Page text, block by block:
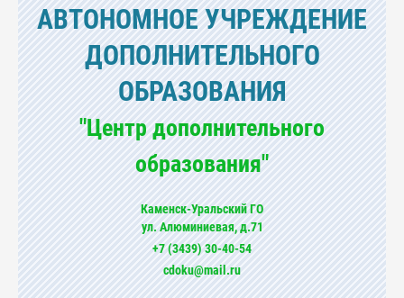
АВТОНОМНОЕ УЧРЕЖДЕНИЕ
ДОПОЛНИТЕЛЬНОГО
ОБРАЗОВАНИЯ
"Центр дополнительного
образования"
Каменск-Уральский ГО
ул. Алюминиевая, д.71
+7 (3439) 30-40-54
cdoku@mail.ru